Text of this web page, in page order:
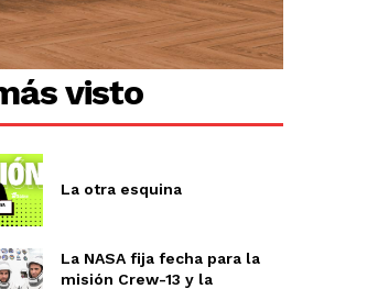
visto
La otra esquina
La NASA fija fecha para la
misión Crew-13 y la